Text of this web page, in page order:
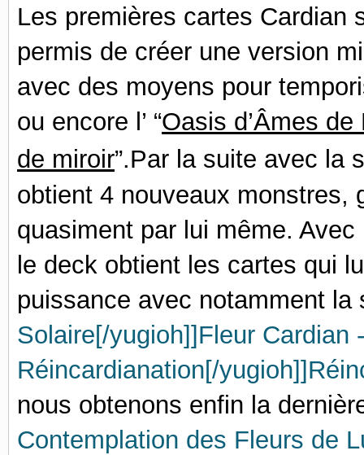
Les premières cartes Cardian
permis de créer une version
avec des moyens pour
ou encore l’ “Oasis d’Âmes de
de miroir”.Par la suite avec la
obtient 4 nouveaux monstres,
quasiment par lui même.
le deck obtient les cartes qui
puissance avec notamment
Solaire[/yugioh]]Fleur Cardian
Réincardianation[/
nous obtenons enfin la
Contemplation des Fleurs de